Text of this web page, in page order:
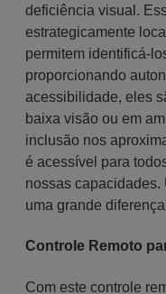
deficiência visual.
estrategicamente
permitem identificá-
proporcionando
acessibilidade, eles
baixa visão ou em
inclusão nos
é acessível para
nossas capacidades.
uma grande
Controle Remoto
Com este controle